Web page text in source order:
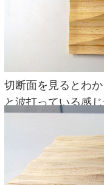
切断面を見るとわ
と波打っている感